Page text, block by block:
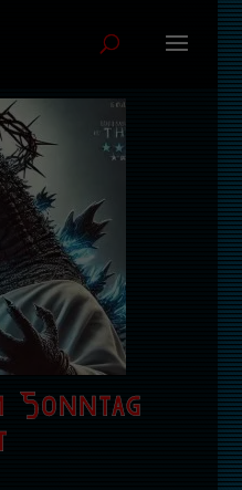
Sonntag